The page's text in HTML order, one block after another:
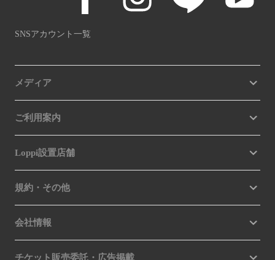
SNSアカウント一覧
メディア
ご利用案内
Loppi設置店舗
規約・その他
会社情報
チケット販売委託・広告掲載